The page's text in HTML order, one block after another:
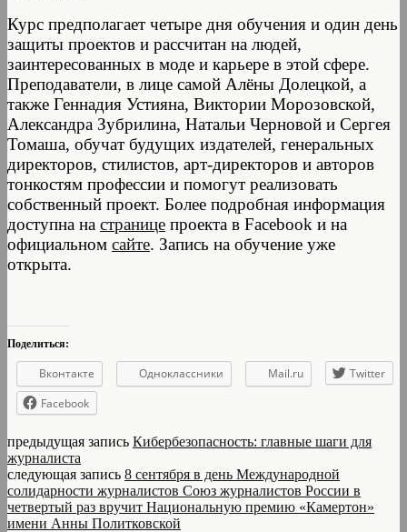
Курс предполагает четыре дня обучения и один день
защиты проектов и рассчитан на людей,
заинтересованных в моде и карьере в этой сфере.
Преподаватели, в лице самой Алёны Долецкой, а
также Геннадия Устияна, Виктории Морозовской,
Александра Зубрилина, Натальи Черновой и Сергея
Томаша, обучат будущих издателей, генеральных
директоров, стилистов, арт-директоров и авторов
тонкостям профессии и помогут реализовать
собственный проект. Более подробная информация
доступна на странице проекта в Facebook и на
официальном сайте. Запись на обучение уже
открыта.
Поделиться:
Вконтакте Одноклассники Mail.ru
Twitter
Facebook
предыдущая запись Кибербезопасность: главные шаги для
журналиста
следующая запись 8 сентября в день Международной
солидарности журналистов Союз журналистов России в
четвертый раз вручит Национальную премию «Камертон»
имени Анны Политковской